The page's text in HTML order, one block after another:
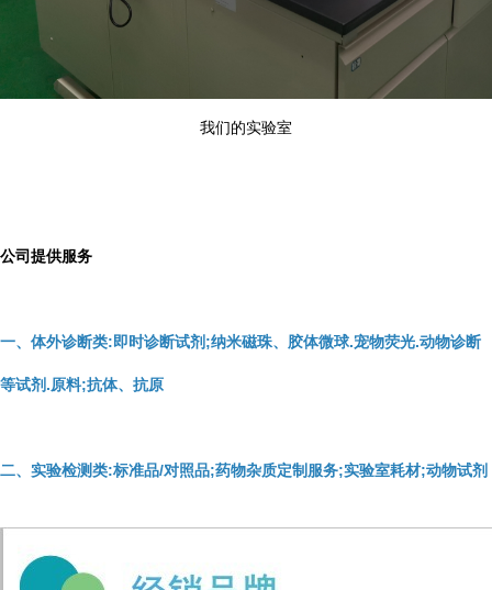
我们的实验室
公司提供服务
一、体外诊断类:即时诊断试剂;纳米磁珠、胶体微球.宠物荧光.动物诊断
等试剂.原料;抗体、抗原
二、实验检测类:标准品/对照品;药物杂质定制服务;实验室耗材;动物试剂